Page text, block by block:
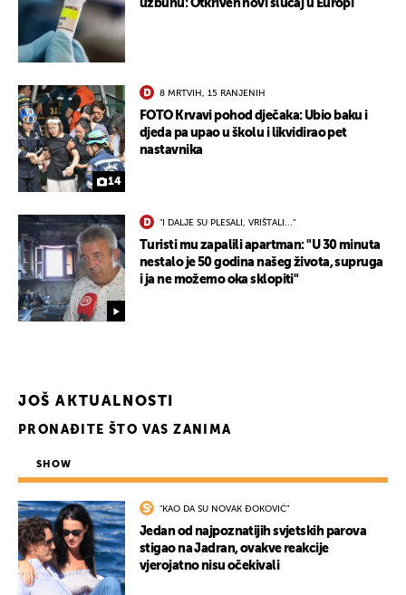
uzbunu: Otkriven novi slučaj u Europi
14
8 MRTVIH, 15 RANJENIH
FOTO Krvavi pohod dječaka: Ubio baku i
djeda pa upao u školu i likvidirao pet
nastavnika
"I DALJE SU PLESALI, VRIŠTALI..."
Turisti mu zapalili apartman: "U 30 minuta
nestalo je 50 godina našeg života, supruga
i ja ne možemo oka sklopiti"
JOŠ AKTUALNOSTI
PRONAĐITE ŠTO VAS ZANIMA
SHOW
"KAO DA SU NOVAK ĐOKOVIĆ"
Jedan od najpoznatijih svjetskih parova
stigao na Jadran, ovakve reakcije
vjerojatno nisu očekivali